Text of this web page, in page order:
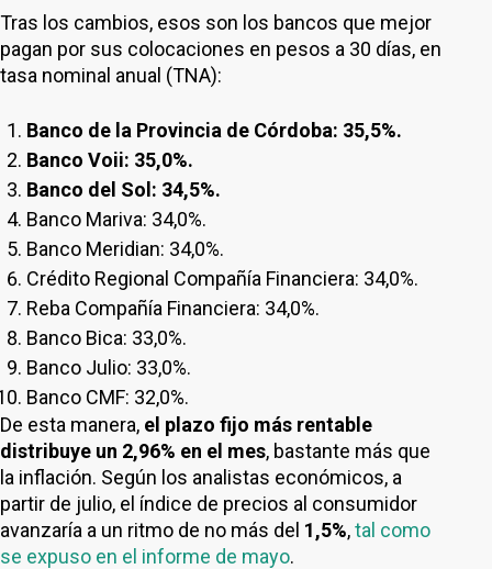
Tras los cambios, esos son los bancos que mejor
pagan por sus colocaciones en pesos a 30 días, en
tasa nominal anual (TNA):
Banco de la Provincia de Córdoba: 35,5%.
Banco Voii: 35,0%.
Banco del Sol: 34,5%.
Banco Mariva: 34,0%.
Banco Meridian: 34,0%.
Crédito Regional Compañía Financiera: 34,0%.
Reba Compañía Financiera: 34,0%.
Banco Bica: 33,0%.
Banco Julio: 33,0%.
Banco CMF: 32,0%.
De esta manera, el plazo fijo más rentable
distribuye un 2,96% en el mes, bastante más que
la inflación. Según los analistas económicos, a
partir de julio, el índice de precios al consumidor
avanzaría a un ritmo de no más del 1,5%,tal como
se expuso en el informe de mayo.